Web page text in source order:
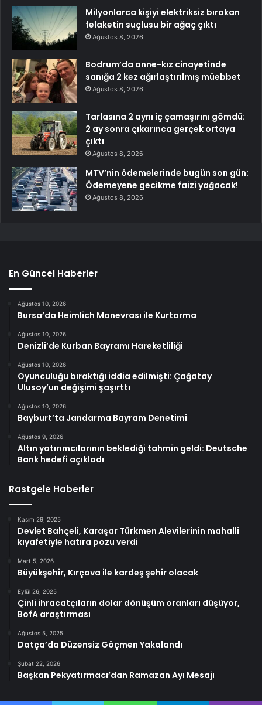
Milyonlarca kişiyi elektriksiz bırakan
felaketin suçlusu bir ağaç çıktı
Ağustos 8, 2026
Bodrum’da anne-kız cinayetinde
sanığa 2 kez ağırlaştırılmış müebbet
Ağustos 8, 2026
Tarlasına 2 aynı iç çamaşırını gömdü:
2 ay sonra çıkarınca gerçek ortaya
çıktı
Ağustos 8, 2026
MTV’nin ödemelerinde bugün son gün:
Ödemeyene gecikme faizi yağacak!
Ağustos 8, 2026
En Güncel Haberler
Ağustos 10, 2026
Bursa’da Heimlich Manevrası ile Kurtarma
Ağustos 10, 2026
Denizli’de Kurban Bayramı Hareketliliği
Ağustos 10, 2026
Oyunculuğu bıraktığı iddia edilmişti: Çağatay
Ulusoy’un değişimi şaşırttı
Ağustos 10, 2026
Bayburt’ta Jandarma Bayram Denetimi
Ağustos 9, 2026
Altın yatırımcılarının beklediği tahmin geldi: Deutsche
Bank hedefi açıkladı
Rastgele Haberler
Kasım 29, 2025
Devlet Bahçeli, Karaşar Türkmen Alevilerinin mahalli
kıyafetiyle hatıra pozu verdi
Mart 5, 2026
Büyükşehir, Kırçova ile kardeş şehir olacak
Eylül 26, 2025
Çinli ihracatçıların dolar dönüşüm oranları düşüyor,
BofA araştırması
Ağustos 5, 2025
Datça’da Düzensiz Göçmen Yakalandı
Şubat 22, 2026
Başkan Pekyatırmacı’dan Ramazan Ayı Mesajı